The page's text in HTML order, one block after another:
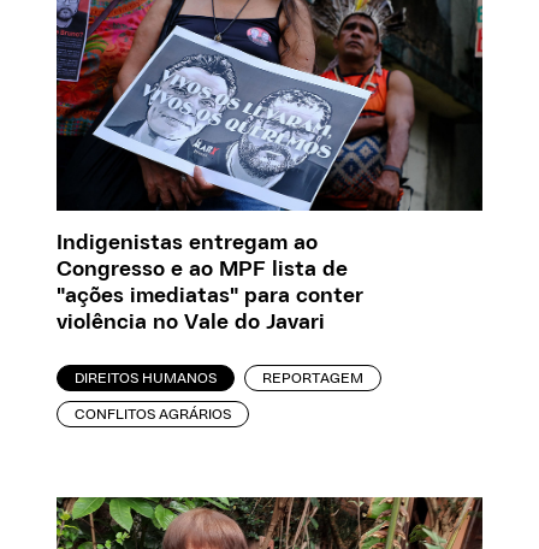
Indigenistas entregam ao
Congresso e ao MPF lista de
"ações imediatas" para conter
violência no Vale do Javari
DIREITOS HUMANOS REPORTAGEM
CONFLITOS AGRÁRIOS